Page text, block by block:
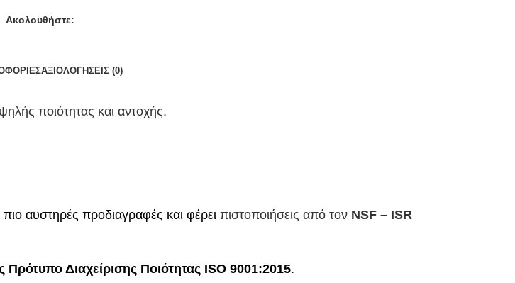
Ακολουθήστε:
ΑΞΙΟΛΟΓΉΣΕΙΣ (0)
ποιότητας και αντοχής.
αυστηρές προδιαγραφές και φέρει πιστοποιήσεις από τον NSF – ISR
Πρότυπο Διαχείρισης Ποιότητας ISO 9001:2015.